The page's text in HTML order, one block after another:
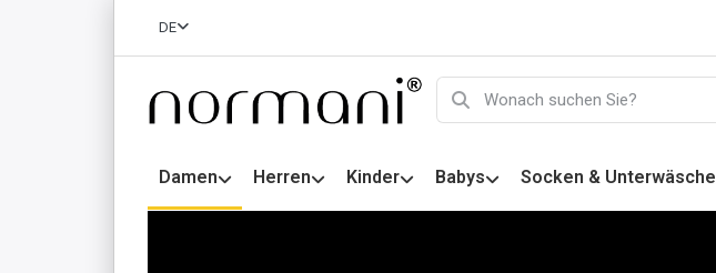
DE
Damen Herren Kinder Babys Socken & Unterwäsche